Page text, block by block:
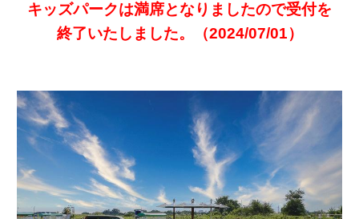
キッズパークは満席となりましたので受付を
終了いたしました。（2024/07/01）